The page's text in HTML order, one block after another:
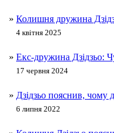
» Колишня дружина
4 квітня 2025
» Екс-дружина Дзідзьо:
17 червня 2024
» Дзідзьо пояснив, чому
6 липня 2022